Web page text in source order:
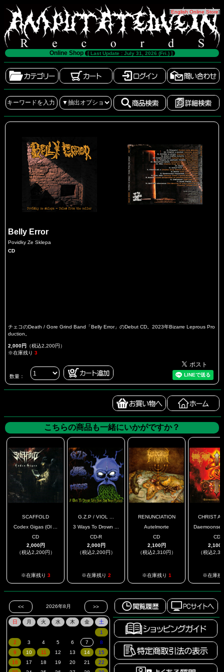
[English Online Store]
Online Shop [ Last Update : July 31, 2026 (Fri.) ]
Belly Error
Povidky Ze Sklepa
CD
チェコのDeath / Gore Grind Band「Belly Error」のDebut CD。2023年Bizarre Leprous Pro
duction。
2,000円 （税込2,200円）
※在庫残り 3
数量：
こちらの商品も一緒にいかがですか？
SCAFFOLD
Codex Gigas (Ol ...
CD
2,000円
（税込2,200円）
※在庫残り 3
G.Z.P / VIOL ...
3 Ways To Drown ...
CD-R
2,000円
（税込2,200円）
※在庫残り 2
RENUNCIATION
Autelmorte
CD
2,100円
（税込2,310円）
※在庫残り 1
CHRIST
CD
2,100
（税込
※在庫残